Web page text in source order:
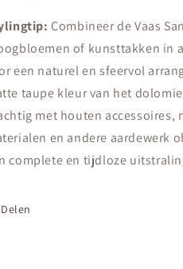
Combineer de Vaas
of kunsttakken in
een naturel en sfeervol
taupe kleur van het
met houten accessoires,
en andere aardewerk
complete en tijdloze
Delen